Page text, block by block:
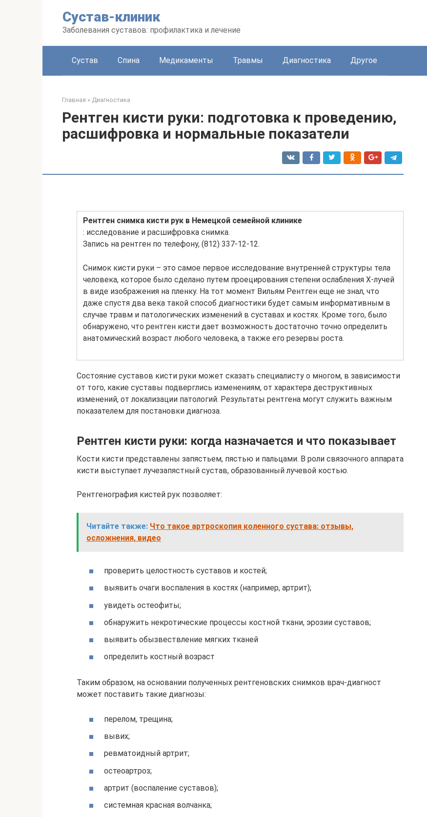
Сустав-клиник
Заболевания суставов: профилактика и лечение
Сустав Спина Медикаменты Травмы Диагностика Другое
Главная » Диагностика
Рентген кисти руки: подготовка к проведению,
расшифровка и нормальные показатели
Рентген снимка кисти рук в Немецкой семейной клинике
: исследование и расшифровка снимка.
Запись на рентген по телефону, (812) 337-12-12.
Снимок кисти руки – это самое первое исследование внутренней структуры тела
человека, которое было сделано путем проецирования степени ослабления Х-лучей
в виде изображения на пленку. На тот момент Вильям Рентген еще не знал, что
даже спустя два века такой способ диагностики будет самым информативным в
случае травм и патологических изменений в суставах и костях. Кроме того, было
обнаружено, что рентген кисти дает возможность достаточно точно определить
анатомический возраст любого человека, а также его резервы роста.
Состояние суставов кисти руки может сказать специалисту о многом, в зависимости
от того, какие суставы подверглись изменениям, от характера деструктивных
изменений, от локализации патологий. Результаты рентгена могут служить важным
показателем для постановки диагноза.
Рентген кисти руки: когда назначается и что показывает
Кости кисти представлены запястьем, пястью и пальцами. В роли связочного аппарата
кисти выступает лучезапястный сустав, образованный лучевой костью.
Рентгенография кистей рук позволяет:
Читайте также: Что такое артроскопия коленного сустава: отзывы,
осложнения, видео
проверить целостность суставов и костей;
выявить очаги воспаления в костях (например, артрит);
увидеть остеофиты;
обнаружить некротические процессы костной ткани, эрозии суставов;
выявить обызвествление мягких тканей
определить костный возраст
Таким образом, на основании полученных рентгеновских снимков врач-диагност
может поставить такие диагнозы:
перелом, трещина;
вывих;
ревматоидный артрит;
остеоартроз;
артрит (воспаление суставов);
системная красная волчанка;